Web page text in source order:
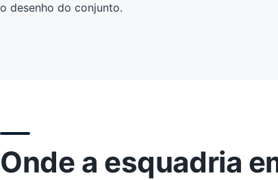
o desenho do conjunto.
Onde a esquadria